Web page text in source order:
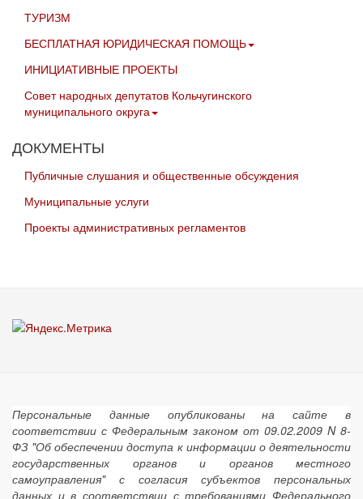
ТУРИЗМ
БЕСПЛАТНАЯ ЮРИДИЧЕСКАЯ ПОМОЩЬ
ИНИЦИАТИВНЫЕ ПРОЕКТЫ
Совет народных депутатов Кольчугинского
муниципального округа
ДОКУМЕНТЫ
Публичные слушания и общественные обсуждения
Муниципальные услуги
Проекты административных регламентов
Персональные данные опубликованы на сайте в
соответствии с Федеральным законом от 09.02.2009 N 8-
ФЗ "Об обеспечении доступа к информации о деятельности
государственных органов и органов местного
самоуправления" с согласия субъектов персональных
данных и в соответствии с требованиями Федерального